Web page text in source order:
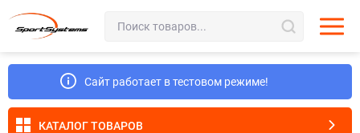
Сайт работает в тестовом режиме!
КАТАЛОГ ТОВАРОВ